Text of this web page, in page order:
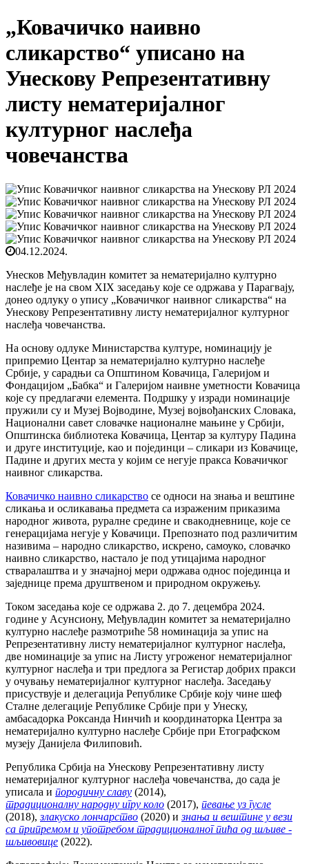
„Ковачичко наивно
сликарство“ уписано на
Унескову Репрезентативну
листу нематеријалног
културног наслеђа
човечанства
04.12.2024.
Унесков Међувладин комитет за нематеријално културно
наслеђе је на свом XIX заседању које се одржава у Парагвају,
донео одлуку о упису „Ковачичког наивног сликарства“ на
Унескову Репрезентативну листу нематеријалног културног
наслеђа човечанства.
На основу одлуке Министарства културе, номинацију је
припремио Центар за нематеријално културно наслеђе
Србије, у сарадњи са Општином Ковачица, Галеријом и
Фондацијом „Бабка“ и Галеријом наивне уметности Ковачица
које су предлагачи елемента. Подршку у изради номинације
пружили су и Музеј Војводине, Музеј војвођанских Словака,
Национални савет словачке националне мањине у Србији,
Општинска библиотека Ковачица, Центар за културу Падина
и друге институције, као и појединци – сликари из Ковачице,
Падине и других места у којим се негује пракса Ковачичког
наивног сликарства.
Ковачичко наивно сликарство се односи на знања и вештине
сликања и осликавања предмета са израженим приказима
народног живота, рурaлнe срeдинe и свaкoднeвницe, које се
генерацијама негује у Ковачици. Препознато под различитим
називима – народно сликарство, искрено, самоуко, словачко
наивно сликарство, настало је под утицајима народног
стваралаштва и у значајној мери одржава однос појединца и
заједнице према друштвеном и природном окружењу.
Током заседања које се одржава 2. до 7. децембра 2024.
године у Асунсиону, Међувладин комитет за нематеријално
културно наслеђе размотриће 58 номинација за упис на
Репрезентативну листу нематеријалног културног наслеђа,
две номинације за упис на Листу угроженог нематеријалног
културног наслеђа и три предлога за Регистар добрих пракси
у очувању нематеријалног културног наслеђа. Заседању
присуствује и делегација Републике Србије коју чине шеф
Сталне делегације Републике Србије при у Унеску,
амбасадорка Роксанда Нинчић и координаторка Центра за
нематеријално културно наслеђе Србије при Етографском
музеју Данијела Филиповић.
Република Србија на Унескову Репрезентативну листу
нематеријалног културног наслеђа човечанства, до сада је
уписала и породичну славу (2014),
традиционалну народну игру коло (2017), певање уз гусле
(2018),злакуско лончарство (2020) и знања и вештине у вези
са припремом и употребом традиционалног пића од шљиве -
шљивовице (2022).